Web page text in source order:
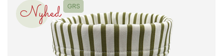
Nyhed GRS